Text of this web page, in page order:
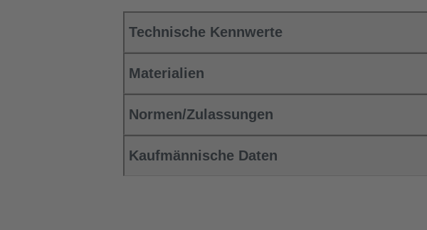
Technische Kennwerte
Materialien
Normen/Zulassungen
Kaufmännische Daten